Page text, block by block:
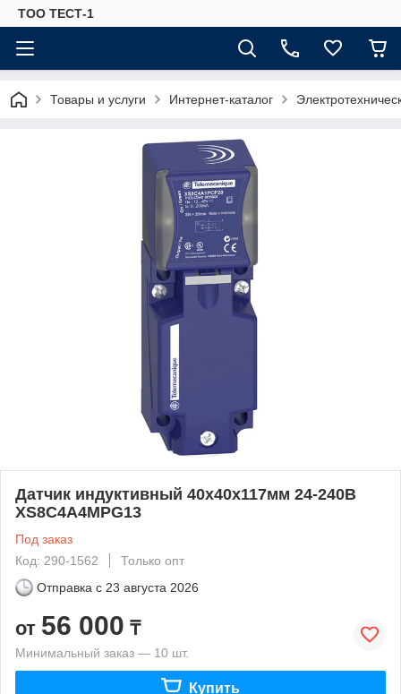
ТОО ТЕСТ-1
Товары и услуги Интернет-каталог
Датчик индуктивный 40х40х117мм 24-240В
XS8C4A4MPG13
Под заказ
Код: 290-1562
Только опт
Отправка с 23 августа 2026
от 56 000 ₸
Минимальный заказ — 10 шт.
Купить